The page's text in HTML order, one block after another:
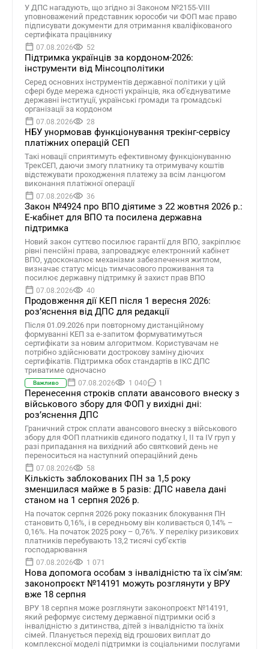
У ДПС нагадують, що згідно зі Законом №2155-VIII
уповноважений представник юрособи чи ФОП має право
підписувати документи для отримання кваліфікованого
сертифіката працівнику
07.08.2026 52
Підтримка українців за кордоном-2026:
інструменти від Мінсоцполітики
Серед основних інструментів державної політики у цій
сфері буде мережа єдності українців, яка об'єднуватиме
державні інституції, українські громади та громадські
організації за кордоном
07.08.2026 28
НБУ унормовав функціонування трекінг-сервісу
платіжних операцій СЕП
Такі новації сприятимуть ефективному функціонуванню
ТрекСЕП, даючи змогу платнику та отримувачу коштів
відстежувати проходження платежу за всім ланцюгом
виконання платіжної операції
07.08.2026 36
Закон №4924 про ВПО діятиме з 22 жовтня 2026 р.:
Е-кабінет для ВПО та посилена державна
підтримка
Новий закон суттєво посилює гарантії для ВПО, закріплює
рівні пенсійні права, запроваджує електронний кабінет
ВПО, удосконалює механізми забезпечення житлом,
визначає статус місць тимчасового проживання та
посилює державну підтримку й захист прав ВПО
07.08.2026 40
Продовження дії КЕП після 1 вересня 2026:
розʼяснення від ДПС для редакції
Після 01.09.2026 при повторному дистанційному
формуванні КЕП за е-запитом формуватимуться
сертифікати за новим алгоритмом. Користувачам не
потрібно здійснювати дострокову заміну діючих
сертифікатів. Підтримка обох стандартів в ІКС ДПС
триватиме одночасно
Важливо 07.08.2026 1 040 1
Перенесення строків сплати авансового внеску з
військового збору для ФОП у вихідні дні:
роз’яснення ДПС
Граничний строк сплати авансового внеску з військового
збору для ФОП платників єдиного податку І, ІІ та ІV груп у
разі припадання на вихідний або святковий день не
переноситься на наступний операційний день
07.08.2026 58
Кількість заблокованих ПН за 1,5 року
зменшилася майже в 5 разів: ДПС навела дані
станом на 1 серпня 2026 р.
На початок серпня 2026 року показник блокування ПН
становить 0,16%, і в середньому він коливається 0,14% –
0,16%. На початок 2025 року – 0,76%. У переліку ризикових
платників перебувають 13,2 тисячі суб’єктів
господарювання
07.08.2026 1 071
Нова допомога особам з інвалідністю та їх сімʼям:
законопроєкт №14191 можуть розглянути у ВРУ
вже 18 серпня
ВРУ 18 серпня може розглянути законопроєкт №14191,
який реформує систему державної підтримки осіб з
інвалідністю з дитинства, дітей з інвалідністю та їхніх
сімей. Планується перехід від грошових виплат до
комплексної моделі підтримки із соціальними послугами